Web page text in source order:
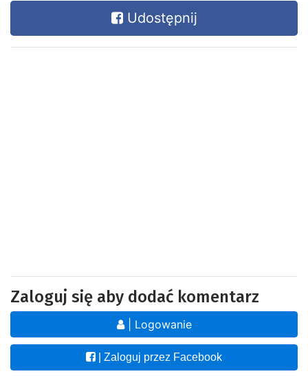
Udostępnij
Zaloguj się aby dodać komentarz
| Logowanie
| Zaloguj przez Facebook